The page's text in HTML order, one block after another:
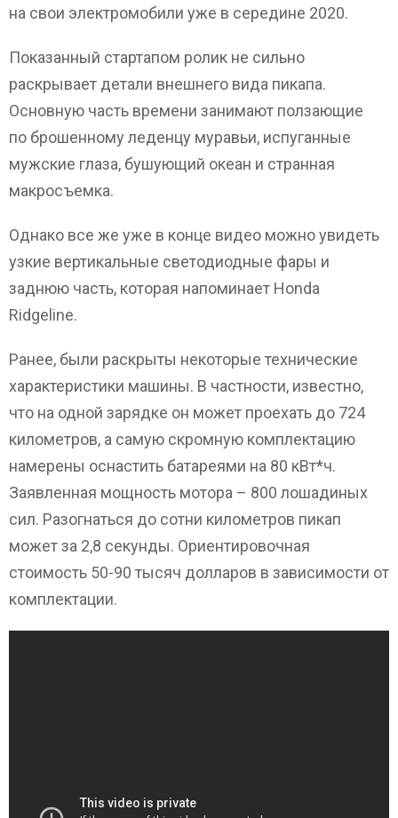
на свои электромобили уже в середине 2020.
Показанный стартапом ролик не сильно
раскрывает детали внешнего вида пикапа.
Основную часть времени занимают ползающие
по брошенному леденцу муравьи, испуганные
мужские глаза, бушующий океан и странная
макросъемка.
Однако все же уже в конце видео можно увидеть
узкие вертикальные светодиодные фары и
заднюю часть, которая напоминает Honda
Ridgeline.
Ранее, были раскрыты некоторые технические
характеристики машины. В частности, известно,
что на одной зарядке он может проехать до 724
километров, а самую скромную комплектацию
намерены оснастить батареями на 80 кВт*ч.
Заявленная мощность мотора – 800 лошадиных
сил. Разогнаться до сотни километров пикап
может за 2,8 секунды. Ориентировочная
стоимость 50-90 тысяч долларов в зависимости от
комплектации.